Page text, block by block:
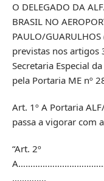
O DELEGADO DA
BRASIL NO
PAULO/
previstas nos artigos
Secretaria Especial
pela Portaria ME nº
Art. 1º A Portaria
passa a vigorar com
“Art. 2º
…………..